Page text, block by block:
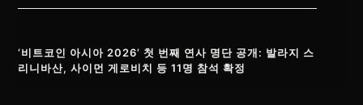
‘비트코인 아시아 2026’ 첫 번째 연사 명단 공개: 발라지 스
리니바산, 사이먼 게로비치 등 11명 참석 확정